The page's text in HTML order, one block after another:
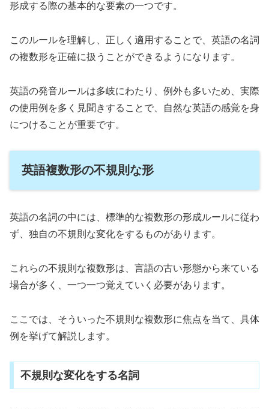
形成する際の基本的な要素の一つです。
このルールを理解し、正しく適用することで、英語の名詞
の複数形を正確に扱うことができるようになります。
英語の発音ルールは多岐にわたり、例外も多いため、実際
の使用例を多く見聞きすることで、自然な英語の感覚を身
につけることが重要です。
英語複数形の不規則な形
英語の名詞の中には、標準的な複数形の形成ルールに従わ
ず、独自の不規則な変化をするものがあります。
これらの不規則な複数形は、言語の古い形態から来ている
場合が多く、一つ一つ覚えていく必要があります。
ここでは、そういった不規則な複数形に焦点を当て、具体
例を挙げて解説します。
不規則な変化をする名詞